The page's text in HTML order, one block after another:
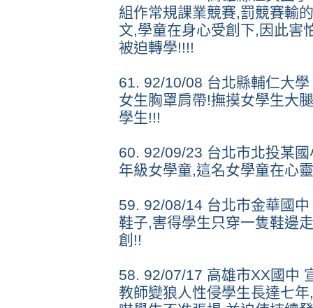
組作常規課業競賽,罰競賽輸
文,學童在身心受創下,因此害
被迫轉學!!!!
61. 92/10/08 台北縣輔仁大
女生胸罩肩帶!撫摸女學生大
學生!!!
60. 92/09/23 台北市北投某
年級女學童,這名女學童在心
59. 92/08/14 台北市金華國
鞋子,害得學生只穿一隻鞋邊
創!!
58. 92/07/17 高雄市XX國中
教師變狼人性侵學生長達七